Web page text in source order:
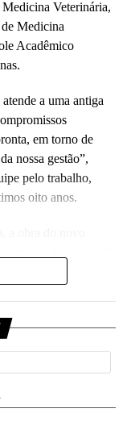
da construtora
Medicina Veterinária,
Medicina
Acadêmico
a uma antiga
em torno de
nossa gestão”,
pelo trabalho,
oito anos.